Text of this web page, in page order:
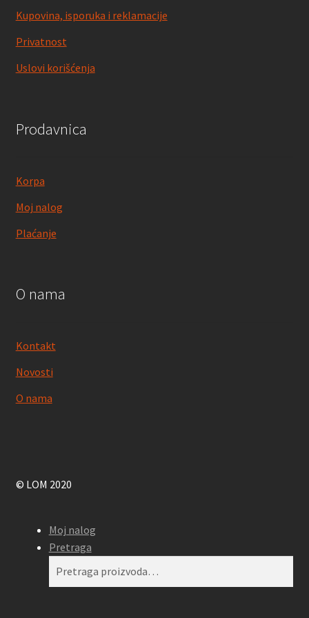
Kupovina, isporuka i reklamacije
Privatnost
Uslovi korišćenja
Prodavnica
Korpa
Moj nalog
Plaćanje
O nama
Kontakt
Novosti
O nama
© LOM 2020
Moj nalog
Pretraga